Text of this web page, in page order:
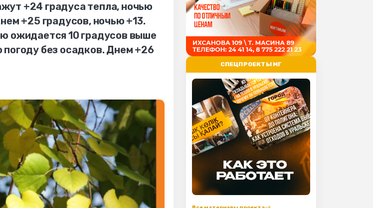
+24 градуса тепла, ночью
+25 градусов, ночью +13.
ожидается 10 градусов выше
без осадков. Днем +26
СПЕЦПРОЕКТЫ МГ